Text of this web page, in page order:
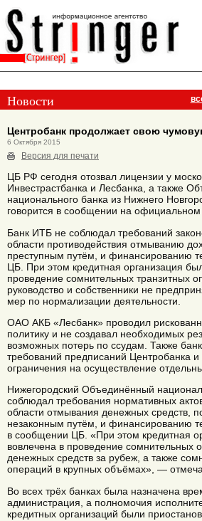
Новости
Центробанк продолжает свою
6 Октября 2015
Версия для печати
ЦБ РФ сегодня отозвал лицензии у
Инвестрастбанка и Лесбанка, а также
национального банка из Нижнего
говорится в сообщении на официальном
Банк ИТБ не соблюдал требований
области противодействия отмыванию
преступным путём, и финансированию
ЦБ. При этом кредитная организация
проведение сомнительных транзитных
руководство и собственники не
мер по нормализации деятельности.
ОАО АКБ «Лесбанк» проводил
политику и не создавал необходимых
возможных потерь по ссудам. Также
требований предписаний Центробанка
ограничения на осуществление
Нижегородский Объединённый
соблюдал требования нормативных
области отмывания денежных средств,
незаконным путём, и финансированию
в сообщении ЦБ. «При этом кредитная
вовлечена в проведение сомнительных
денежных средств за рубеж, а также
операций в крупных объёмах», —
Во всех трёх банках была назначена
администрация, а полномочия
кредитных организаций были